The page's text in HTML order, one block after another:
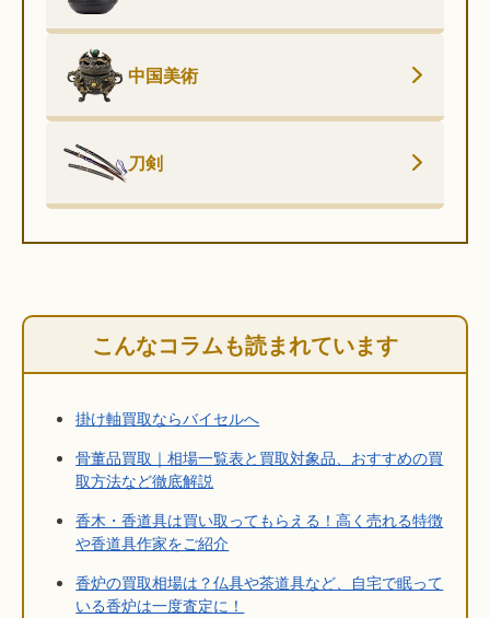
中国美術
刀剣
こんなコラムも読まれています
掛け軸買取ならバイセルへ
骨董品買取｜相場一覧表と買取対象品、おすすめの買
取方法など徹底解説
香木・香道具は買い取ってもらえる！高く売れる特徴
や香道具作家をご紹介
香炉の買取相場は？仏具や茶道具など、自宅で眠って
いる香炉は一度査定に！